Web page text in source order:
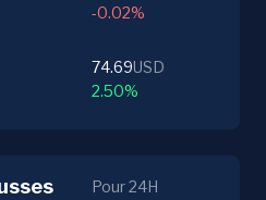
-0.02%
74.69USD
2.50%
Pour 24H